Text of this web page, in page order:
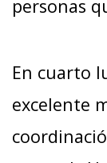
personas
En cuarto
excelente